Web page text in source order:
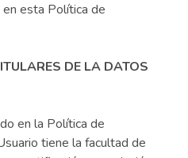
esta Política de
DE LA DATOS
en la Política de
tiene la facultad de